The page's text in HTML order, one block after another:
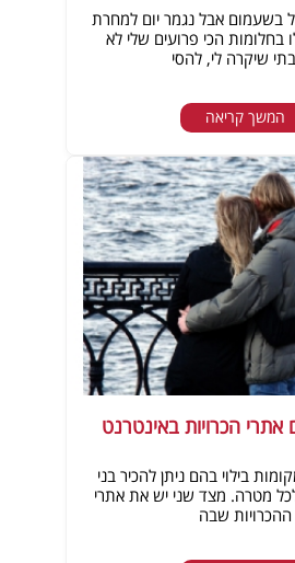
בשעמום אבל נגמר יום למחרת
בחלומות הכי פרועים שלי לא
שיקרה לי, להסי
המשך קריאה
אתרי הכרויות באינטרנט
בילוי בהם ניתן להכיר בני
לכל מטרה. מצד שני יש את אתרי
ההכרויות שבה